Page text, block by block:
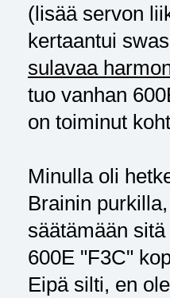
(lisää servon
kertaantui
sulavaa
tuo vanhan
on toiminut
Minulla oli
Brainin
säätämään
600E "F3C"
Eipä silti, en